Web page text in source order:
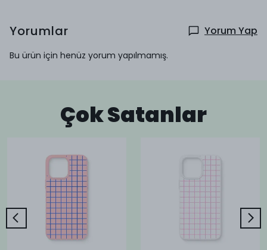
Yorumlar Yorum Yap
Bu ürün için henüz yorum yapılmamış.
Çok Satanlar